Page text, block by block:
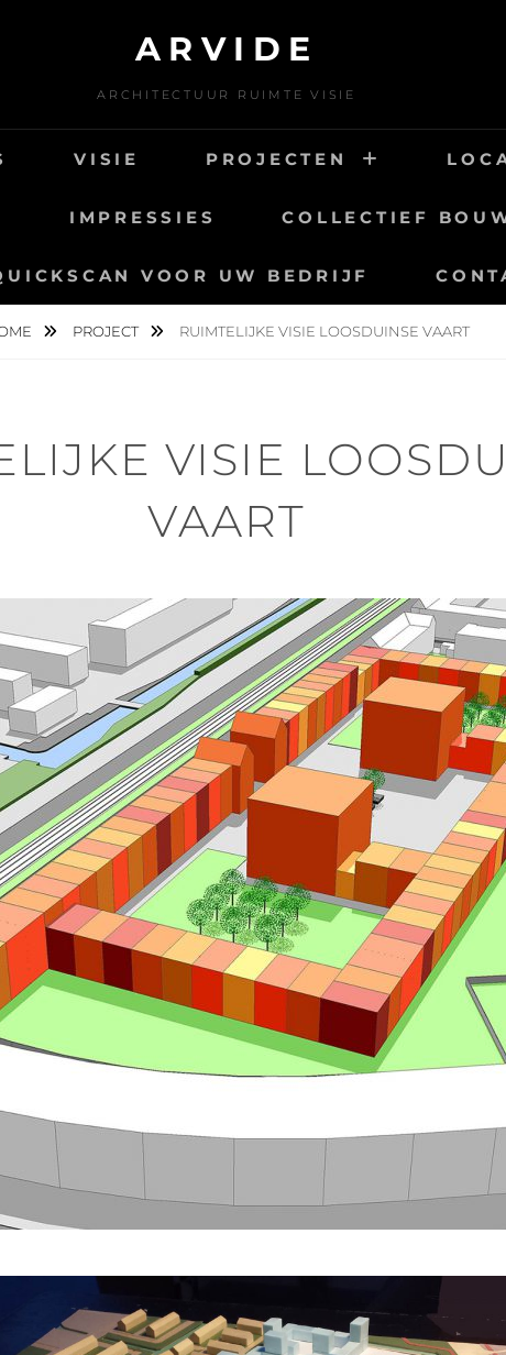
ARVIDE
ARCHITECTUUR RUIMTE VISIE
VISIE PROJECTEN
IMPRESSIES COLLECTIEF
VOOR UW BEDRIJF
PROJECT RUIMTELIJKE VISIE LOOSDUINSE VAART
VISIE
VAART